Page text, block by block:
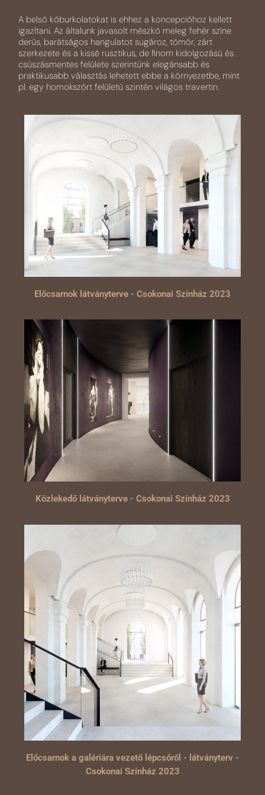
A belső kőburkolatokat is ehhez a koncepcióhoz kellett
igazítani. Az általunk javasolt mészkő meleg fehér színe
derűs, barátságos hangulatot sugároz, tömör, zárt
szerkezete és a kissé rusztikus, de finom kidolgozású és
csúszásmentes felülete szerintünk elegánsabb és
praktikusabb választás lehetett ebbe a környezetbe, mint
pl. egy homokszórt felületű szintén világos travertin.
Előcsarnok látványterve - Csokonai Színház 2023
Közlekedő látványterve - Csokonai Színház 2023
Előcsarnok a galériára vezető lépcsőről - látványterv -
Csokonai Színház 2023